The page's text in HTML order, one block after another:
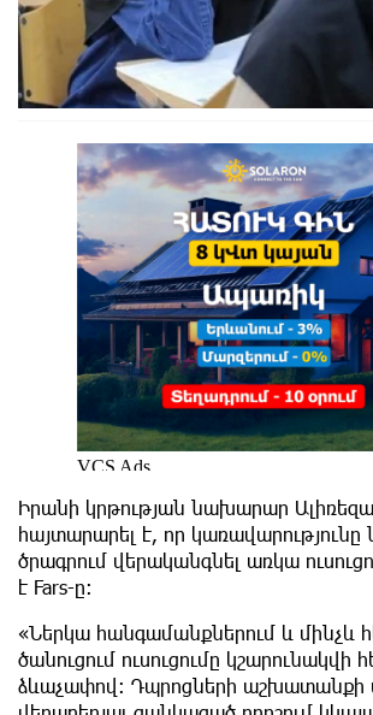
Իրանի կրթության նախարար
հայտարարել է, որ կառավարությունը
ծրագրում վերականգնել առկա
է Fars-ը։
«Ներկա հանգամանքներում և մինչև
ծանուցում ուսուցումը կշարունակվի
ձևաչափով։ Դպրոցների աշխատանքի